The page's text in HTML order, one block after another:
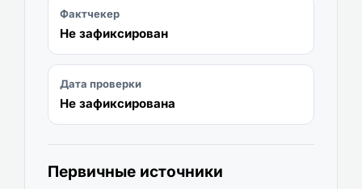
Фактчекер
Не зафиксирован
Дата проверки
Не зафиксирована
Первичные источники